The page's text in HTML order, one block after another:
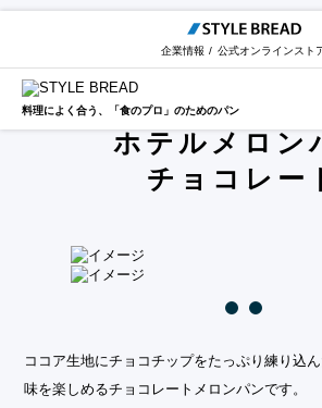
企業情報 公式オンラインスト
料理によく合う、「食のプロ」のためのパン
Hotel Melonpain
ホテルメロン
チョコレー
ココア生地にチョコチップをたっぷり練り込
味を楽しめるチョコレートメロンパンです。